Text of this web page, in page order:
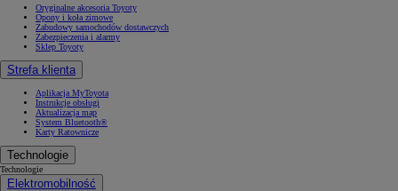
Oryginalne akcesoria Toyoty
Opony i koła zimowe
Zabudowy samochodów dostawczych
Zabezpieczenia i alarmy
Sklep Toyoty
Strefa klienta
Aplikacja MyToyota
Instrukcje obsługi
Aktualizacja map
System Bluetooth®
Karty Ratownicze
Technologie
Technologie
Elektromobilność